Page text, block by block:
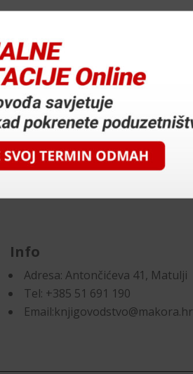
Info
Adresa: Antončićeva 41, Matulji
Tel: +385 51 691 190
Email:knjigovodstvo@makora.hr